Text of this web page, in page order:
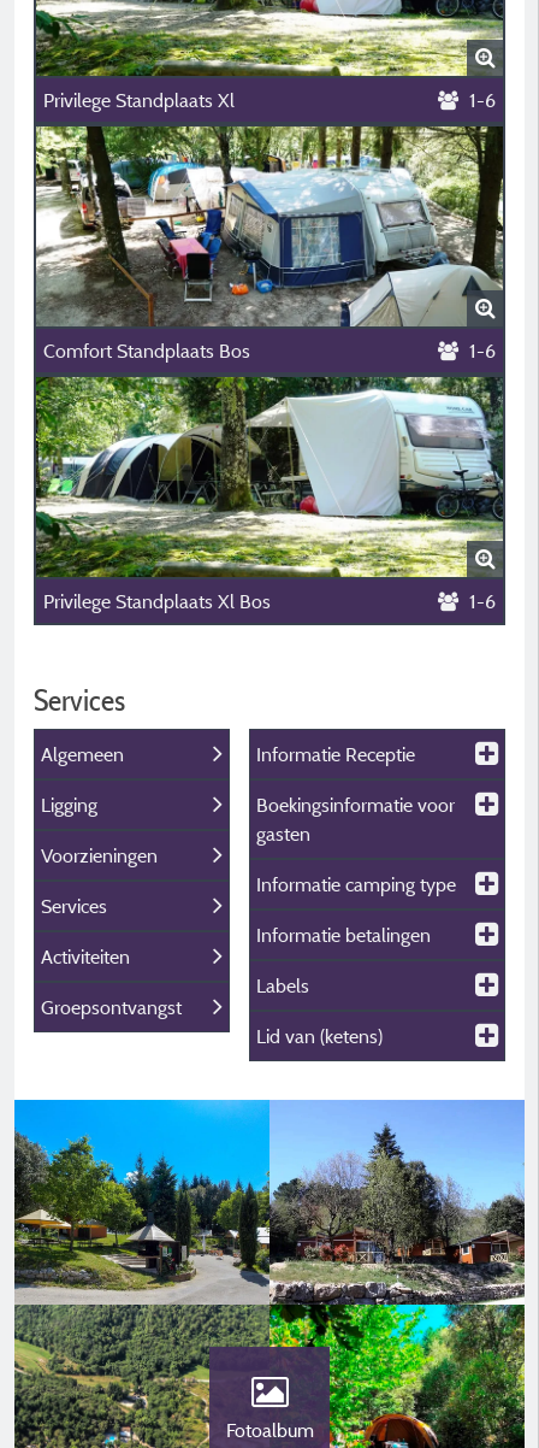
Privilege Standplaats Xl 1-6
Comfort Standplaats Bos 1-6
Privilege Standplaats Xl Bos 1-6
Services
Algemeen
Ligging
Voorzieningen
Services
Activiteiten
Groepsontvangst
Informatie Receptie
Boekingsinformatie voor
gasten
Informatie camping type
Informatie betalingen
Labels
Lid van (ketens)
Fotoalbum